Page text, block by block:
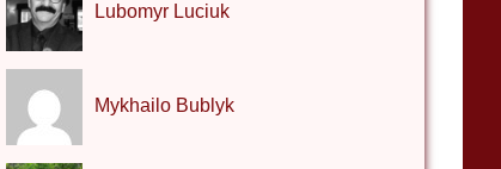
Lubomyr Luciuk
Mykhailo Bublyk